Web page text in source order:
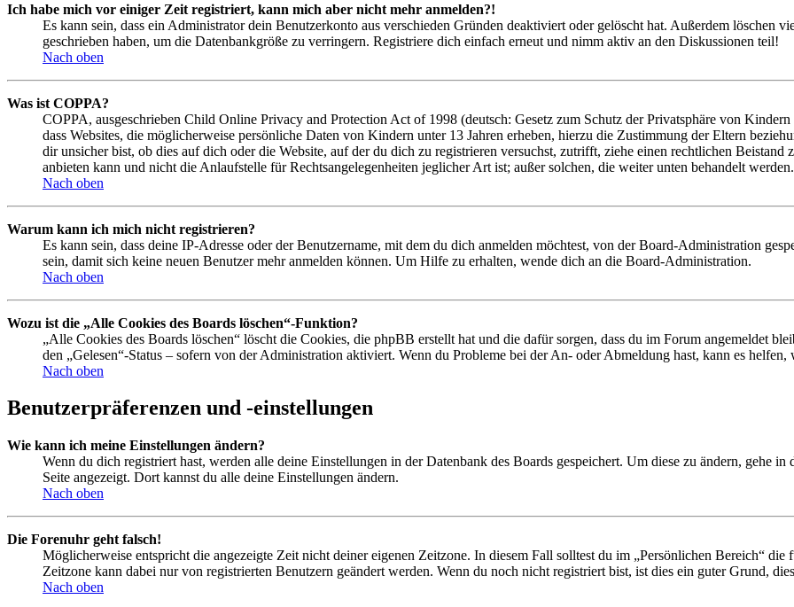
Ich habe mich vor einiger Zeit registriert, kann mich aber nicht mehr anmelden?!
Es kann sein, dass ein Administrator dein Benutzerkonto aus verschieden Gründen deaktiviert oder gelöscht hat. Außerdem löschen
geschrieben haben, um die Datenbankgröße zu verringern. Registriere dich einfach erneut und nimm aktiv an den Diskussionen teil!
Nach oben
Was ist COPPA?
COPPA, ausgeschrieben Child Online Privacy and Protection Act of 1998 (deutsch: Gesetz zum Schutz der Privatsphäre von
dass Websites, die möglicherweise persönliche Daten von Kindern unter 13 Jahren erheben, hierzu die Zustimmung der Eltern
dir unsicher bist, ob dies auf dich oder die Website, auf der du dich zu registrieren versuchst, zutrifft, ziehe einen rechtlichen Beistand
anbieten kann und nicht die Anlaufstelle für Rechtsangelegenheiten jeglicher Art ist; außer solchen, die weiter unten behandelt werden.
Nach oben
Warum kann ich mich nicht registrieren?
Es kann sein, dass deine IP-Adresse oder der Benutzername, mit dem du dich anmelden möchtest, von der Board-Administration
sein, damit sich keine neuen Benutzer mehr anmelden können. Um Hilfe zu erhalten, wende dich an die Board-Administration.
Nach oben
Wozu ist die „Alle Cookies des Boards löschen“-Funktion?
„Alle Cookies des Boards löschen“ löscht die Cookies, die phpBB erstellt hat und die dafür sorgen, dass du im Forum angemeldet
den „Gelesen“-Status – sofern von der Administration aktiviert. Wenn du Probleme bei der An- oder Abmeldung hast, kann es
Nach oben
Benutzerpräferenzen und -einstellungen
Wie kann ich meine Einstellungen ändern?
Wenn du dich registriert hast, werden alle deine Einstellungen in der Datenbank des Boards gespeichert. Um diese zu ändern, gehe
Seite angezeigt. Dort kannst du alle deine Einstellungen ändern.
Nach oben
Die Forenuhr geht falsch!
Möglicherweise entspricht die angezeigte Zeit nicht deiner eigenen Zeitzone. In diesem Fall solltest du im „Persönlichen Bereich“
Zeitzone kann dabei nur von registrierten Benutzern geändert werden. Wenn du noch nicht registriert bist, ist dies ein guter Grund,
Nach oben